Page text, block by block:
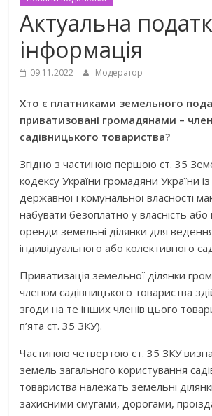
Актуальна
інформація
09.11.2022 Модератор
Хто є платниками земельного
приватизовані громадянами –
садівницького товариства?
Згідно з частиною першою ст. 35
кодексу України громадяни України
державної і комунальної власності
набувати безоплатно у власність
оренди земельні ділянки для
індивідуального або колективного
Приватизація земельної ділянки
членом садівницького товариства
згоди на те інших членів цього
п’ята ст. 35 ЗКУ).
Частиною четвертою ст. 35 ЗКУ
земель загального користування
товариства належать земельні
захисними смугами, дорогами,